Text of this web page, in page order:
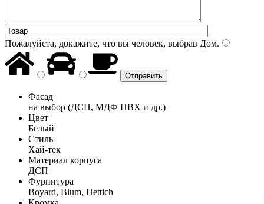
Пожалуйста, докажите, что вы человек, выбрав Дом.
Фасад
на выбор (ДСП, МДФ ПВХ и др.)
Цвет
Белый
Стиль
Хай-тек
Материал корпуса
ДСП
Фурнитура
Boyard, Blum, Hettich